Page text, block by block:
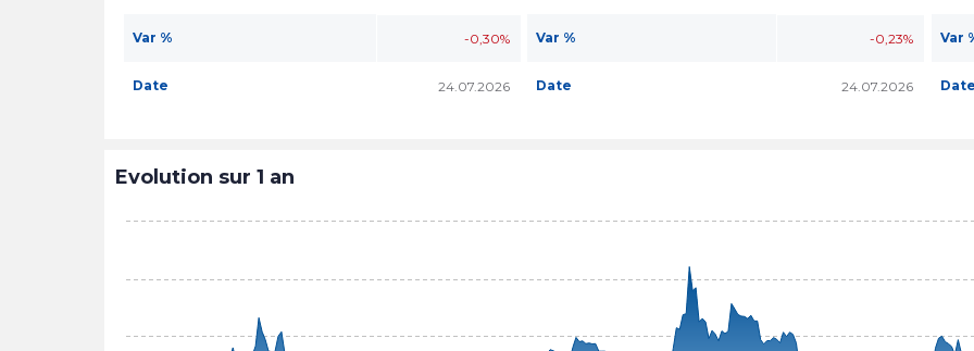
Var % -0,30%
Date 24.07.2026
Var % -0,23%
Date 24.07.2026
Var
Date
Evolution sur 1 an